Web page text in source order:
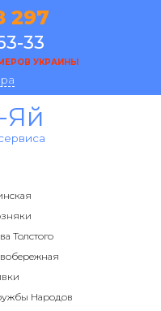
297
33
УКРАИНЫ
Яй
Толстого
Народов